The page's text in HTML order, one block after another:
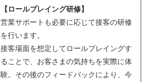
【ロールプレイング研修】
営業サポートも必要に応じて接客の研修
を行います。
接客場面を想定してロールプレイングす
ることで、お客さまの気持ちを実際に体
験。その後のフィードバックにより、今